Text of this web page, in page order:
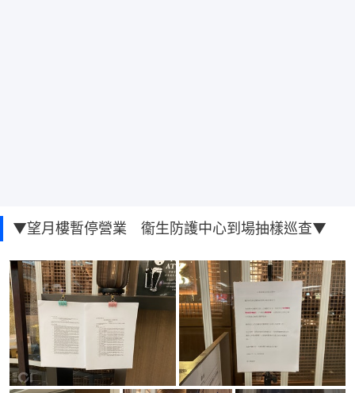
▼望月樓暫停營業 衞生防護中心到場抽樣巡查▼